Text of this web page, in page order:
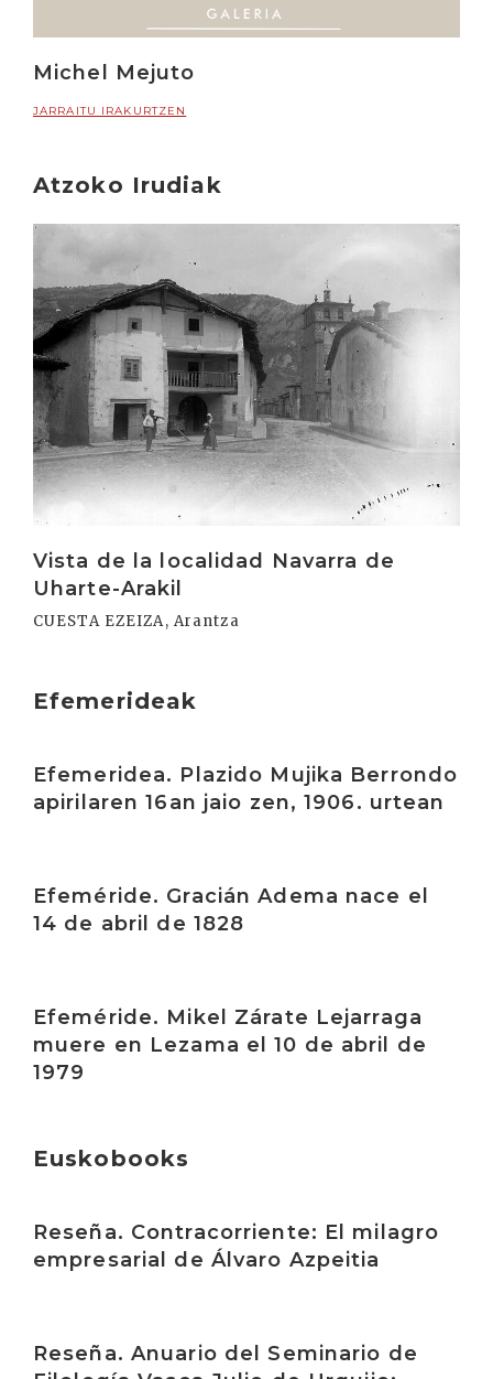
Michel Mejuto
JARRAITU IRAKURTZEN
Atzoko Irudiak
Vista de la localidad Navarra de
Uharte-Arakil
CUESTA EZEIZA, Arantza
Irakurri
Efemerideak
Efemeridea. Plazido Mujika Berrondo
apirilaren 16an jaio zen, 1906. urtean
Efeméride. Gracián Adema nace el
14 de abril de 1828
Efeméride. Mikel Zárate Lejarraga
muere en Lezama el 10 de abril de
1979
Euskobooks
Reseña. Contracorriente: El milagro
empresarial de Álvaro Azpeitia
Reseña. Anuario del Seminario de